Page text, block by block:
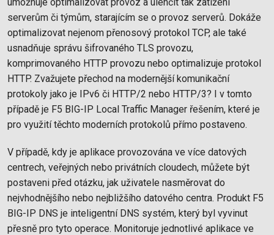
serverům či týmům, starajícím se o provoz serverů. Dokáže
optimalizovat nejenom přenosový protokol TCP, ale také
usnadňuje správu šifrovaného TLS provozu,
komprimovaného HTTP provozu nebo optimalizuje protokol
HTTP. Zvažujete přechod na modernější komunikační
protokoly jako je IPv6 či HTTP/2 nebo HTTP/3? I v tomto
případě je F5 BIG-IP Local Traffic Manager řešením, které je
pro využití těchto moderních protokolů přímo postaveno.
V případě, kdy je aplikace provozována ve více datových
centrech, veřejných nebo privátních cloudech, můžete být
postaveni před otázku, jak uživatele nasměrovat do
nejvhodnějšího nebo nejbližšího datového centra. Produkt F5
BIG-IP DNS je inteligentní DNS systém, který byl vyvinut
přesně pro tyto operace. Monitoruje jednotlivé aplikace ve